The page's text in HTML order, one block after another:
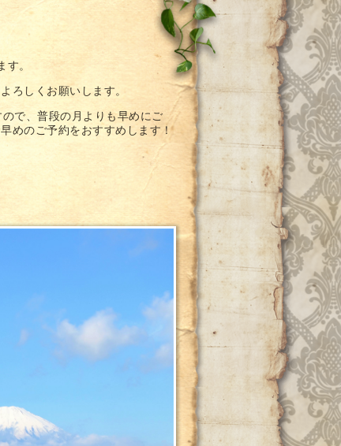
す。
しくお願いします。
で、普段の月よりも早めにご
めのご予約をおすすめします！